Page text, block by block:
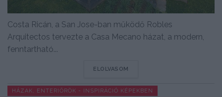
Costa Ricán, a San Jose-ban működő Robles
Arquitectos tervezte a Casa Mecano házat, a modern,
fenntartható...
ELOLVASOM
HÁZAK, ENTERIŐRÖK - INSPIRÁCIÓ KÉPEKBEN